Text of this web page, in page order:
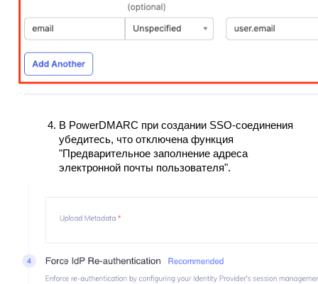
В PowerDMARC при создании SSO-соединения
убедитесь, что отключена функция
"Предварительное заполнение адреса
электронной почты пользователя".